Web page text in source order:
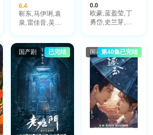
6.4
靳东,马伊琍,袁
泉,雷佳音,吴越,
婷,张棪琰,孔维,
栾元晖,侯岩松,
魏之皓,王天泽,
郑罗茜,宋允皓,
徐才根,啜妮,任
洛敏,张兰,茹天,
闵天浩,是安,郭
彤彤,陈冠宁,杨
梅,孙语涵,徐晟,
关雪盈,毕涵文,
0.0
欧豪,蓝盈莹,丁
勇岱,史兰芽,刘
王春宇,关亚军,
杨舒,吴岳阳,张
进,陈方舟,陈启
杰,周德华,赵长
洲,赵荀,费鲤齐,
夏侯镔,徐洪浩,
傅程鹏,谢心
国产剧 已完结 国产剧第40集已完结